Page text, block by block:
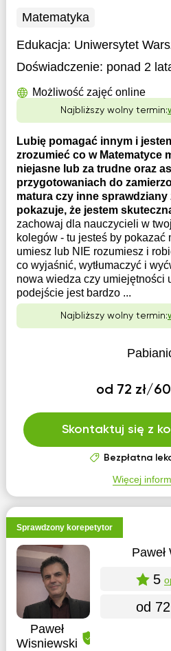
Matematyka
Edukacja: Uniwersytet
Doświadczenie: ponad 2
Możliwość zajęć online
Najbliższy wolny termin:
Lubię pomagać innym i
zrozumieć co w Matematyce
niejasne lub za trudne oraz
przygotowaniach do
matura czy inne sprawdziany
pokazuje, że jestem
zachowaj dla nauczycieli w
kolegów - tu jesteś by pokazać
umiesz lub NIE rozumiesz i
co wyjaśnić, wytłumaczyć i
nowa wiedza czy umiejętności
podejście jest bardzo ...
Najbliższy wolny termin:
od 72 zł/
Skontaktuj się z
Bezpłatna
Więcej
Sprawdzony korepetytor
Paweł
Wisniewski
5
od